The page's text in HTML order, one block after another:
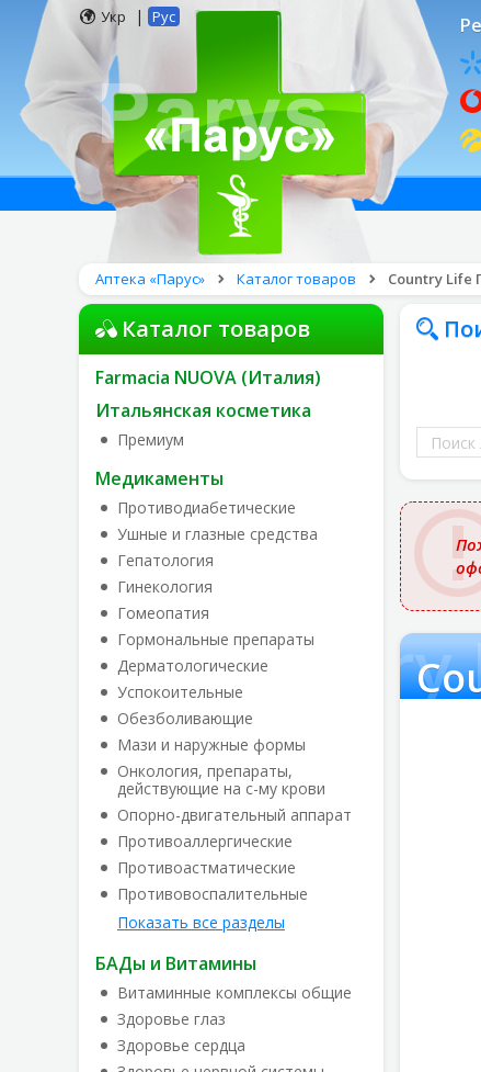
Укр | Рус
Аптека «Парус» Каталог товаров Country Life
Каталог товаров
Farmacia NUOVA (Италия)
Итальянская косметика
Премиум
Медикаменты
Противодиабетические
Ушные и глазные средства
Гепатология
Гинекология
Гомеопатия
Гормональные препараты
Дерматологические
Успокоительные
Обезболивающие
Мази и наружные формы
Онкология, препараты,
действующие на с-му крови
Опорно-двигательный аппарат
Противоаллергические
Противоастматические
Противовоспалительные
Показать все разделы
БАДы и Витамины
Витаминные комплексы общие
Здоровье глаз
Здоровье сердца
Поиск
по
Country